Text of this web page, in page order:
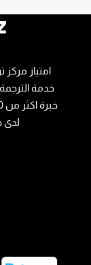
امتياز
لدى